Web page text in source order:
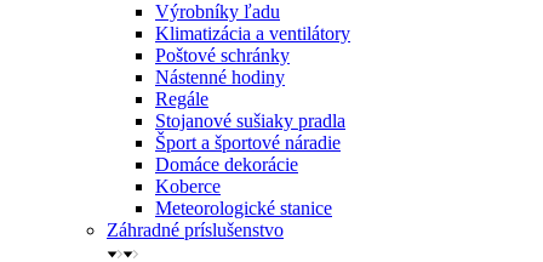
Výrobníky ľadu
Klimatizácia a ventilátory
Poštové schránky
Nástenné hodiny
Regále
Stojanové sušiaky pradla
Šport a športové náradie
Domáce dekorácie
Koberce
Meteorologické stanice
Záhradné príslušenstvo